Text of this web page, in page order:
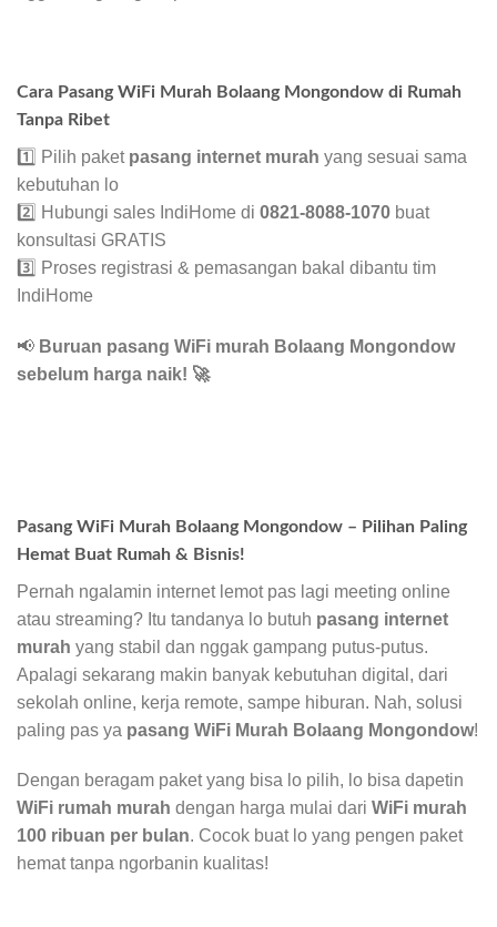
Cara Pasang WiFi Murah Bolaang Mongondow di Rumah
Tanpa Ribet
1️⃣ Pilih paket pasang internet murah yang sesuai sama
kebutuhan lo
2️⃣ Hubungi sales IndiHome di 0821-8088-1070 buat
konsultasi GRATIS
3️⃣ Proses registrasi & pemasangan bakal dibantu tim
IndiHome
📢 Buruan pasang WiFi murah Bolaang Mongondow
sebelum harga naik! 🚀
Pasang WiFi Murah Bolaang Mongondow – Pilihan Paling
Hemat Buat Rumah & Bisnis!
Pernah ngalamin internet lemot pas lagi meeting online
atau streaming? Itu tandanya lo butuh pasang internet
murah yang stabil dan nggak gampang putus-putus.
Apalagi sekarang makin banyak kebutuhan digital, dari
sekolah online, kerja remote, sampe hiburan. Nah, solusi
paling pas ya pasang WiFi Murah Bolaang Mongondow!
Dengan beragam paket yang bisa lo pilih, lo bisa dapetin
WiFi rumah murah dengan harga mulai dari WiFi murah
100 ribuan per bulan. Cocok buat lo yang pengen paket
hemat tanpa ngorbanin kualitas!